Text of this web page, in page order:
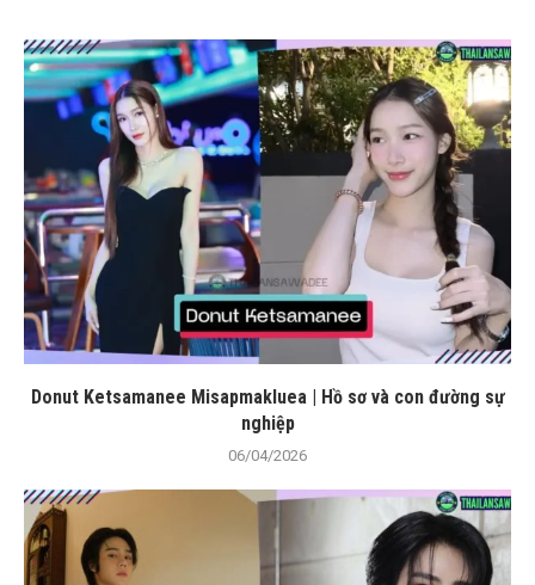
Donut Ketsamanee Misapmakluea | Hồ sơ và con đường sự
nghiệp
06/04/2026